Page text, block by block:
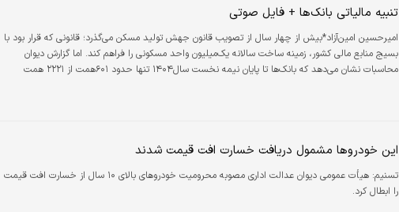
تنبیه مالیاتی بانک‌ها + فایل صوتی
امیرحسین امین‌آزاد*بیش از چهار سال از تصویب قانون جهش تولید مسکن می‌گذرد؛ قانونی که قرار بود با
بسیج منابع مالی کشور، زمینه ساخت سالانه یک‌میلیون واحد مسکونی را فراهم کند. اما گزارش دیوان
محاسبات نشان می‌دهد که بانک‌ها تا پایان نیمه نخست سال۱۴۰۴ تنها حدود ۶۰۱همت از ۲۲۲۱ همت
این خودروها مشمول دریافت خسارت افت قیمت شدند
تسنیم:
هیأت عمومی دیوان عدالت اداری مصوبه محرومیت خودروهای بالای ۱۰ سال از خسارت افت قیمت
را ابطال کرد.